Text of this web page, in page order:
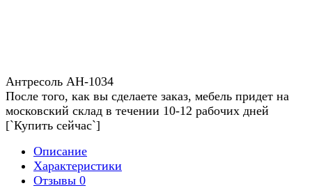
Антресоль АН-1034
После того, как вы сделаете заказ, мебель придет на
московский склад в течении 10-12 рабочих дней
[`Купить сейчас`]
Описание
Характеристики
Отзывы 0